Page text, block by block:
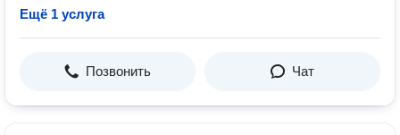
Ещё 1 услуга
Позвонить Чат